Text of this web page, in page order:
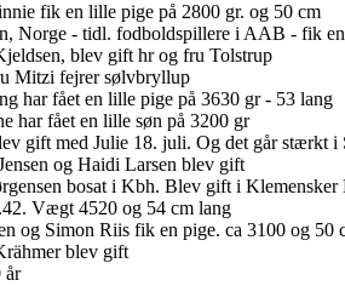
fik en lille pige på 2800 gr. og 50 cm
Norge - tidl. fodboldspillere i AAB - fik
blev gift hr og fru Tolstrup
Mitzi fejrer sølvbryllup
har fået en lille pige på 3630 gr - 53 lang
har fået en lille søn på 3200 gr
gift med Julie 18. juli. Og det går stærkt i
og Haidi Larsen blev gift
bosat i Kbh. Blev gift i Klemensker
Vægt 4520 og 54 cm lang
og Simon Riis fik en pige. ca 3100 og 50
blev gift
år